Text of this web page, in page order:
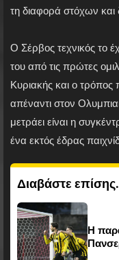
τη διαφορά στόχων
Ο Σέρβος τεχνικός το
του από τις πρώτες
Κυριακής και ο τρόπος
απέναντι στον
μετράει είναι η
ένα εκτός έδρας
Διαβάστε
Η